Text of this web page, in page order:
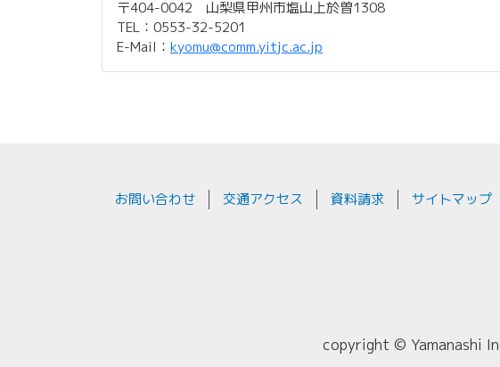
〒404-0042 山梨県甲州市塩山上於曽1308
TEL：0553-32-5201
E-Mail： kyomu@comm.yitjc.ac.jp
お問い合わせ 交通アクセス 資料請求 サイトマップ
copyright © Yamanashi